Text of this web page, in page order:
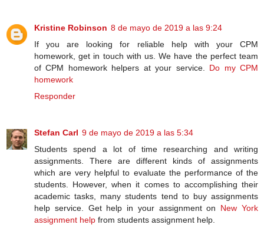
Kristine Robinson 8 de mayo de 2019 a las 9:24
If you are looking for reliable help with your CPM
homework, get in touch with us. We have the perfect team
of CPM homework helpers at your service. Do my CPM
homework
Responder
Stefan Carl 9 de mayo de 2019 a las 5:34
Students spend a lot of time researching and writing
assignments. There are different kinds of assignments
which are very helpful to evaluate the performance of the
students. However, when it comes to accomplishing their
academic tasks, many students tend to buy assignments
help service. Get help in your assignment on New York
assignment help from students assignment help.